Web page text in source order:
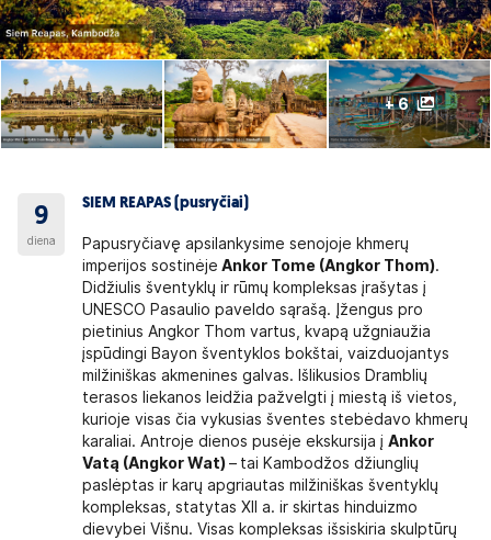
+ 6
9
diena
SIEM REAPAS (pusryčiai)
Papusryčiavę apsilankysime senojoje khmerų
imperijos sostinėje Ankor Tome (Angkor Thom).
Didžiulis šventyklų ir rūmų kompleksas įrašytas į
UNESCO Pasaulio paveldo sąrašą. Įžengus pro
pietinius Angkor Thom vartus, kvapą užgniaužia
įspūdingi Bayon šventyklos bokštai, vaizduojantys
milžiniškas akmenines galvas. Išlikusios Dramblių
terasos liekanos leidžia pažvelgti į miestą iš vietos,
kurioje visas čia vykusias šventes stebėdavo khmerų
karaliai. Antroje dienos pusėje ekskursija įAnkor
Vatą (Angkor Wat)– tai Kambodžos džiunglių
paslėptas ir karų apgriautas milžiniškas šventyklų
kompleksas, statytas XII a. ir skirtas hinduizmo
dievybei Višnu. Visas kompleksas išsiskiria skulptūrų